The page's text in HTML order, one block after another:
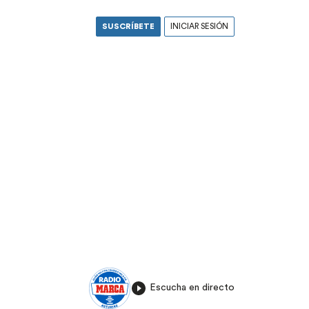
SUSCRÍBETE INICIAR SESIÓN
Escucha en directo